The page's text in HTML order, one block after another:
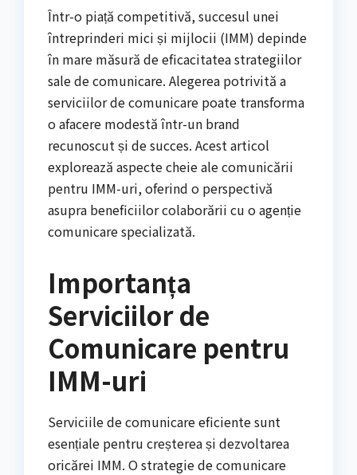
Într-o piață competitivă, succesul unei
întreprinderi mici și mijlocii (IMM) depinde
în mare măsură de eficacitatea strategiilor
sale de comunicare. Alegerea potrivită a
serviciilor de comunicare poate transforma
o afacere modestă într-un brand
recunoscut și de succes. Acest articol
explorează aspecte cheie ale comunicării
pentru IMM-uri, oferind o perspectivă
asupra beneficiilor colaborării cu o agenție
comunicare specializată.
Importanța
Serviciilor de
Comunicare pentru
IMM-uri
Serviciile de comunicare eficiente sunt
esențiale pentru creșterea și dezvoltarea
oricărei IMM. O strategie de comunicare